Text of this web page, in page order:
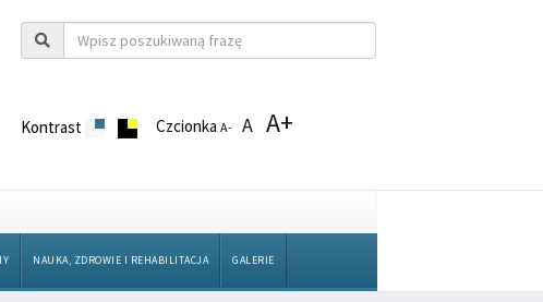
Kontrast CzcionkaA- A A+
NAUKA, ZDROWIE I REHABILITACJA GALERIE